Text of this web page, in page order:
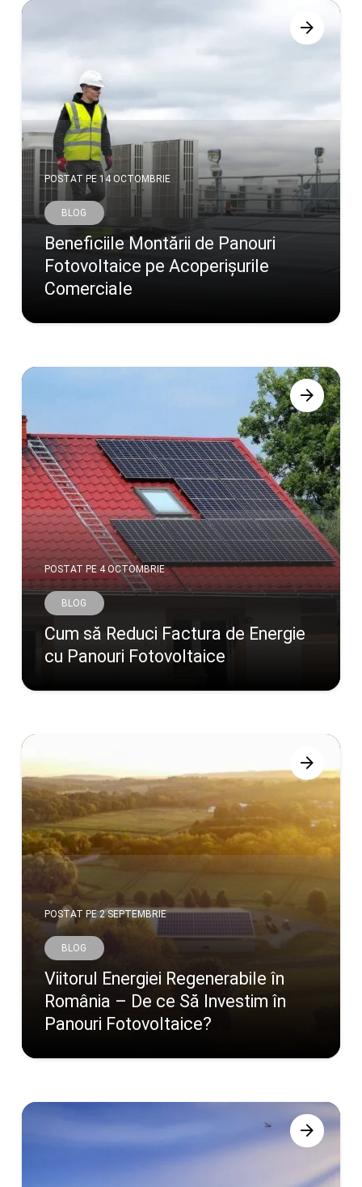
POSTAT PE 14 OCTOMBRIE
BLOG
Beneficiile Montării de Panouri
Fotovoltaice pe Acoperișurile
Comerciale
POSTAT PE 4 OCTOMBRIE
BLOG
Cum să Reduci Factura de Energie
cu Panouri Fotovoltaice
POSTAT PE2 SEPTEMBRIE
BLOG
Viitorul Energiei Regenerabile în
România – De ce Să Investim în
Panouri Fotovoltaice?